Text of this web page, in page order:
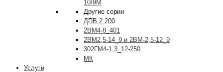
10/9М
Другие серии
ДПВ 2 200
2ВМ4-8_401
2ВМ2,5-14_9 и 2ВМ-2,5-12_9
302ГМ4-1,3_12-250
МК
Услуги